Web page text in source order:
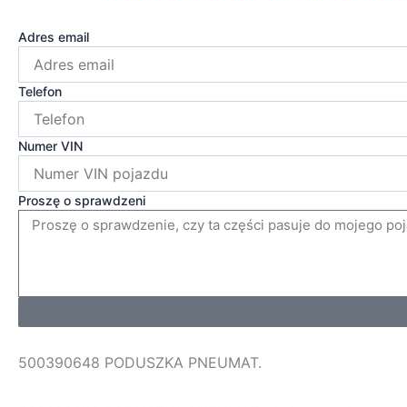
Adres email
Telefon
Numer VIN
Proszę o sprawdzeni
500390648 PODUSZKA PNEUMAT.